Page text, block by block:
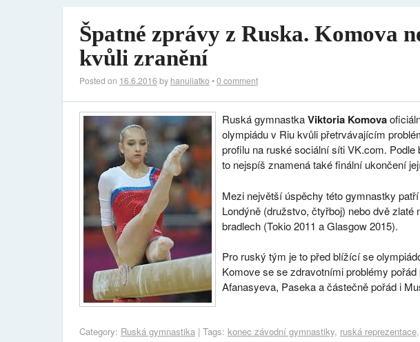
Špatné zprávy z Ruska. Komova
kvůli zranění
Posted on 16.6.2016 by hanuliatko •0 comment
Ruská gymnastkaViktoria Komova
olympiádu v Riu kvůli přetrvávajícím
profilu na ruské sociální síti VK.com. Podle
to nejspíš znamená také finální ukončení
Mezi největší úspěchy této gymnastky
Londýně (družstvo, čtyřboj) nebo dvě
bradlech (Tokio 2011 a Glasgow 2015).
Pro ruský tým je to před blížící se
Komove se se zdravotními problémy
Afanasyeva, Paseka a částečně pořád i
Category: Ruská gymnastika| Tags: konec závodní gymnastiky, ruská reprezentace,